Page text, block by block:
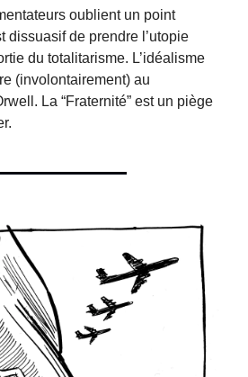
oublient un point
dissuasif de prendre l’utopie
du totalitarisme. L’idéalisme
(involontairement) au
La “Fraternité” est un piège